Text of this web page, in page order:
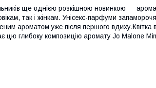
ще однією розкішною новинкою —
так і жінкам. Унісекс-парфуми
ароматом уже після першого вдиху.Квітка
цю глибоку композицію аромату Jo Malone